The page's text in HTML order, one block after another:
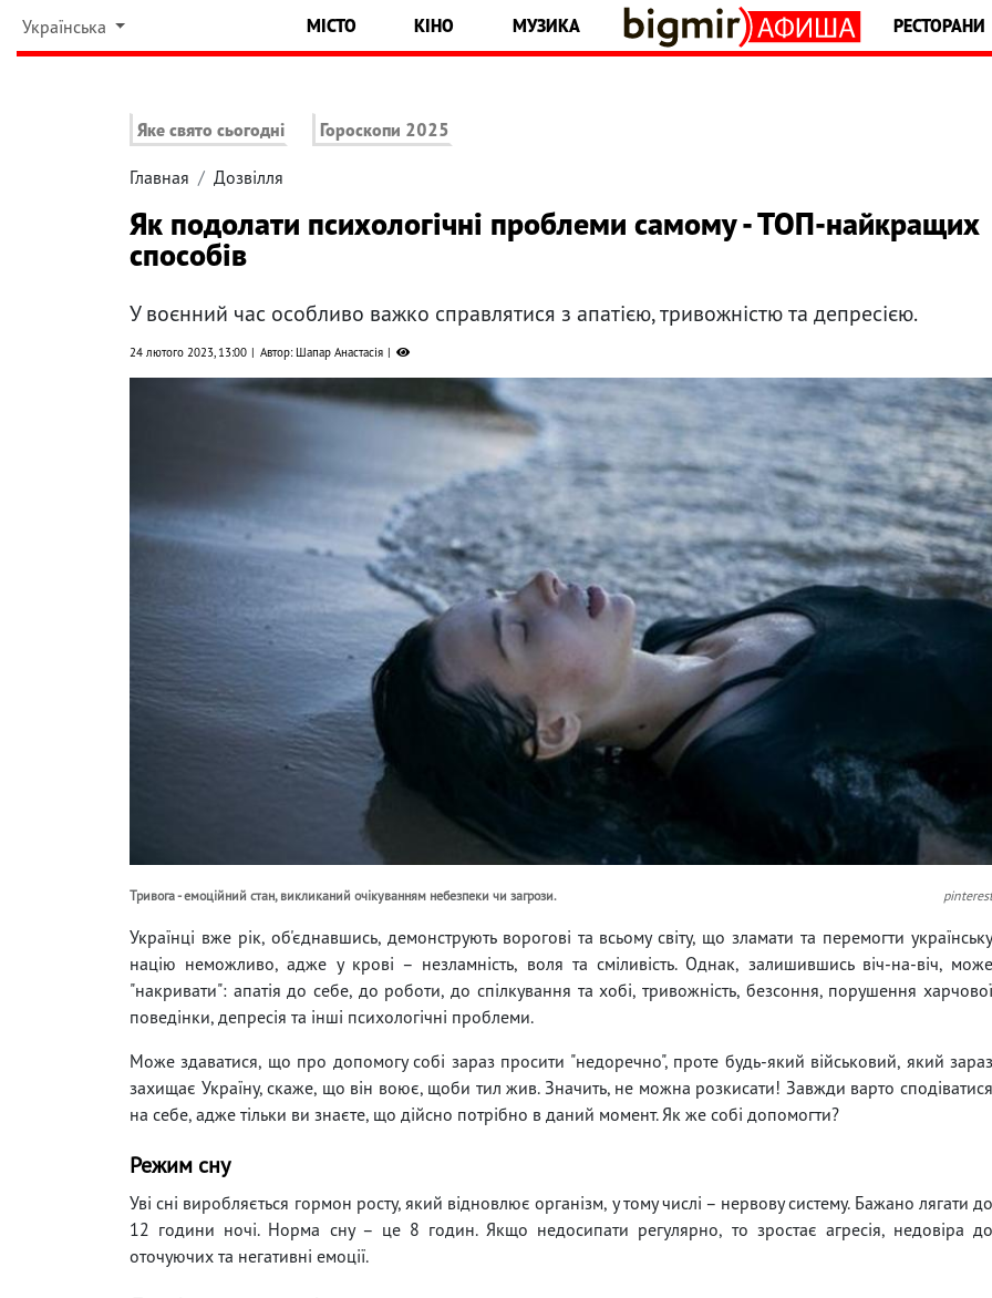
Українська МІСТО КІНО МУЗИКА РЕСТОРАНИ
Яке свято сьогодні Гороскопи 2025
Главная Дозвілля
Як подолати психологічні проблеми самому - ТОП-найкращих
способів
У воєнний час особливо важко справлятися з апатією, тривожністю та депресією.
24 лютого 2023, 13:00 Автор: Шапар Анастасія
Тривога - емоційний стан, викликаний очікуванням небезпеки чи загрози. pinterest
Українці вже рік, об'єднавшись, демонструють ворогові та всьому світу, що зламати та перемогти українську
націю неможливо, адже у крові – незламність, воля та сміливість. Однак, залишившись віч-на-віч, може
"накривати": апатія до себе, до роботи, до спілкування та хобі, тривожність, безсоння, порушення харчової
поведінки, депресія та інші психологічні проблеми.
Може здаватися, що про допомогу собі зараз просити "недоречно", проте будь-який військовий, який зараз
захищає Україну, скаже, що він воює, щоби тил жив. Значить, не можна розкисати! Завжди варто сподіватися
на себе, адже тільки ви знаєте, що дійсно потрібно в даний момент. Як же собі допомогти?
Режим сну
Уві сні виробляється гормон росту, який відновлює організм, у тому числі – нервову систему. Бажано лягати до
12 години ночі. Норма сну – це 8 годин. Якщо недосипати регулярно, то зростає агресія, недовіра до
оточуючих та негативні емоції.